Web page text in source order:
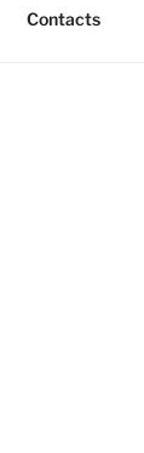
Contacts